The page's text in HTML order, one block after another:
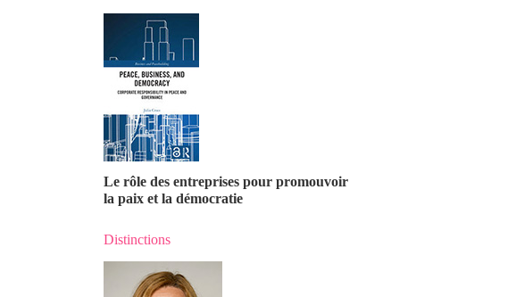
Le rôle des entreprises pour promouvoir
la paix et la démocratie
Distinctions